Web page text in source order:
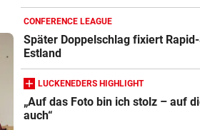
CONFERENCE LEAGUE
Später Doppelschlag fixiert
Estland
LUCKENEDERS HIGHLIGHT
„Auf das Foto bin ich stolz – auf
auch“